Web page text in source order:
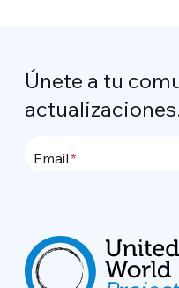
Únete a tu
Email